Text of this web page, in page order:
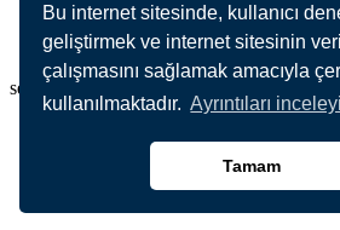
Bu internet sitesinde, kullanıcı
geliştirmek ve internet sitesinin
çalışmasını sağlamak amacıyla
kullanılmaktadır. Ayrıntıları
Tamam
0 (212) 486 25 29
info@yilsanfirca.com.tr
search here